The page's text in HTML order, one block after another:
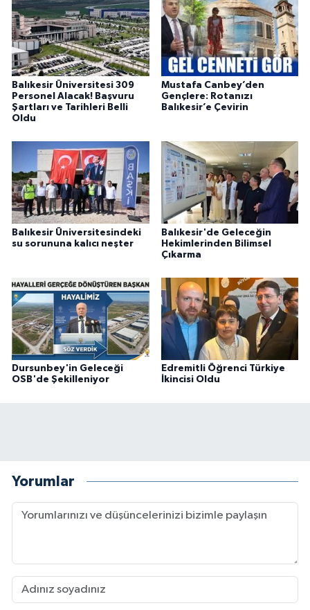
Balıkesir Üniversitesi 309
Personel Alacak! Başvuru
Şartları ve Tarihleri Belli
Oldu
Mustafa Canbey’den
Gençlere: Rotanızı
Balıkesir’e Çevirin
Balıkesir Üniversitesindeki
su sorununa kalıcı neşter
Balıkesir'de Geleceğin
Hekimlerinden Bilimsel
Çıkarma
Dursunbey'in Geleceği
OSB'de Şekilleniyor
Edremitli Öğrenci Türkiye
İkincisi Oldu
Yorumlar